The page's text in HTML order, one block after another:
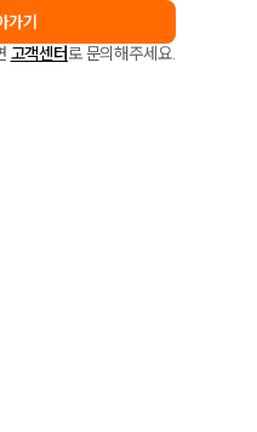
가기
고객센터로 문의해주세요.